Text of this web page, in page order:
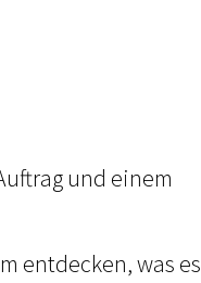
und einem
entdecken, was es